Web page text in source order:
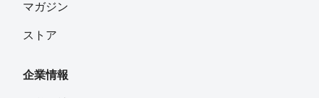
マガジン
ストア
企業情報